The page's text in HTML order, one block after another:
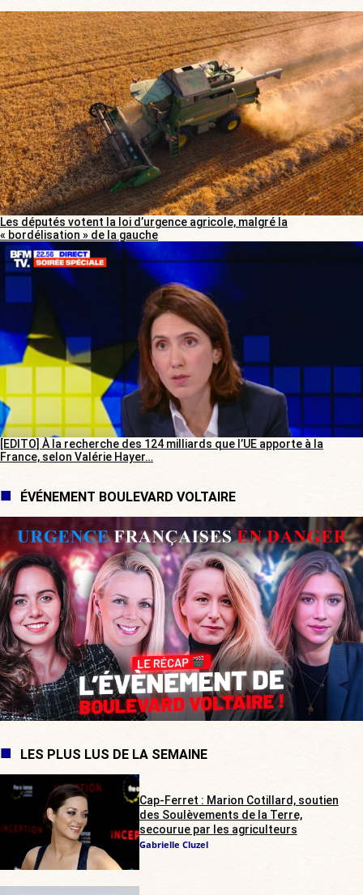
Les députés votent la loi d’urgence agricole, malgré la
« bordélisation » de la gauche
[EDITO] À la recherche des 124 milliards que l’UE apporte à la
France, selon Valérie Hayer…
ÉVÉNEMENT BOULEVARD VOLTAIRE
LES PLUS LUS DE LA SEMAINE
Cap-Ferret : Marion Cotillard, soutien
des Soulèvements de la Terre,
secourue par les agriculteurs
Gabrielle Cluzel